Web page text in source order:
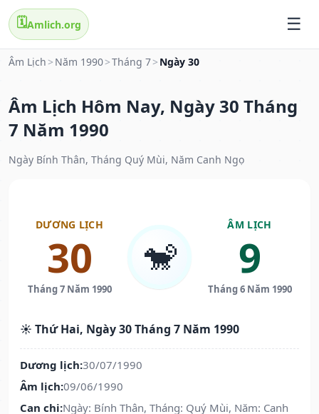
🗓️Amlich.org
Âm Lịch > Năm 1990>Tháng 7> Ngày 30
Âm Lịch Hôm Nay, Ngày 30 Tháng
7 Năm 1990
Ngày Bính Thân, Tháng Quý Mùi, Năm Canh Ngọ
DƯƠNG LỊCH
30
Tháng 7 Năm 1990
🐒
ÂM LỊCH
9
Tháng 6 Năm 1990
☀️ Thứ Hai, Ngày 30 Tháng 7 Năm 1990
Dương lịch:30/07/1990
Âm lịch:09/06/1990
Can chi:Ngày: Bính Thân, Tháng: Quý Mùi, Năm: Canh